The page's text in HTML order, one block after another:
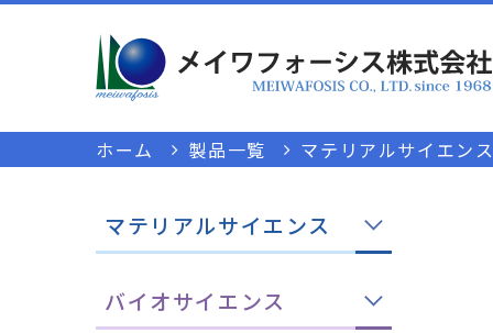
ホーム 製品一覧 マテリアルサイエンス
マテリアルサイエンス
バイオサイエンス